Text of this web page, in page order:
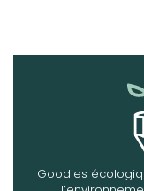
Goodies